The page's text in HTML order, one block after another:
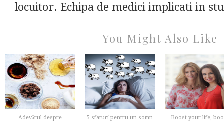
locuitor. Echipa de medici implicati in
You Might Also Like
Adevărul despre
5 sfaturi pentru un somn
Boost your life,